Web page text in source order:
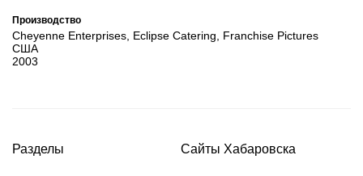
Производство
Cheyenne Enterprises, Eclipse Catering, Franchise Pictures
США
2003
Разделы Сайты Хабаровска